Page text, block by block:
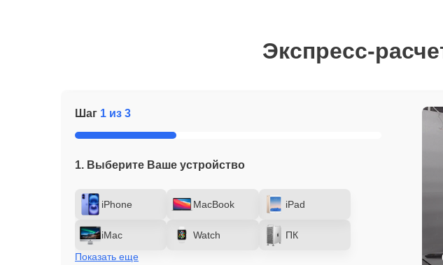
Экспресс-
Шаг 1 из 3
1. Выберите Ваше устройство
iPhone MacBook iPad
iMac Watch
ПК
Показать еще